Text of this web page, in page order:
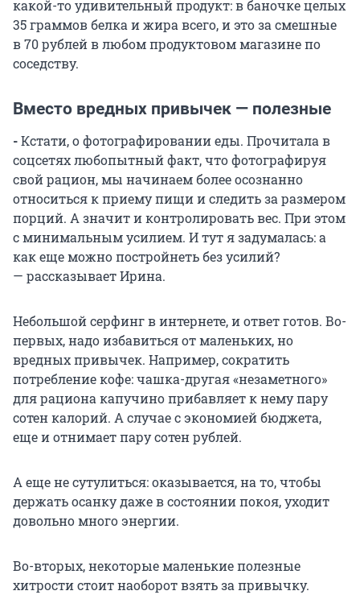
какой-то удивительный продукт: в баночке целых
35 граммов белка и жира всего, и это за смешные
в 70 рублей в любом продуктовом магазине по
соседству.
Вместо вредных привычек — полезные
-Кстати, о фотографировании еды. Прочитала в
соцсетях любопытный факт, что фотографируя
свой рацион, мы начинаем более осознанно
относиться к приему пищи и следить за размером
порций. А значит и контролировать вес. При этом
с минимальным усилием. И тут я задумалась: а
как еще можно постройнеть без усилий?
— рассказывает Ирина.
Небольшой серфинг в интернете, и ответ готов. Во-
первых, надо избавиться от маленьких, но
вредных привычек. Например, сократить
потребление кофе: чашка-другая «незаметного»
для рациона капучино прибавляет к нему пару
сотен калорий. А случае с экономией бюджета,
еще и отнимает пару сотен рублей.
А еще не сутулиться: оказывается, на то, чтобы
держать осанку даже в состоянии покоя, уходит
довольно много энергии.
Во-вторых, некоторые маленькие полезные
хитрости стоит наоборот взять за привычку.